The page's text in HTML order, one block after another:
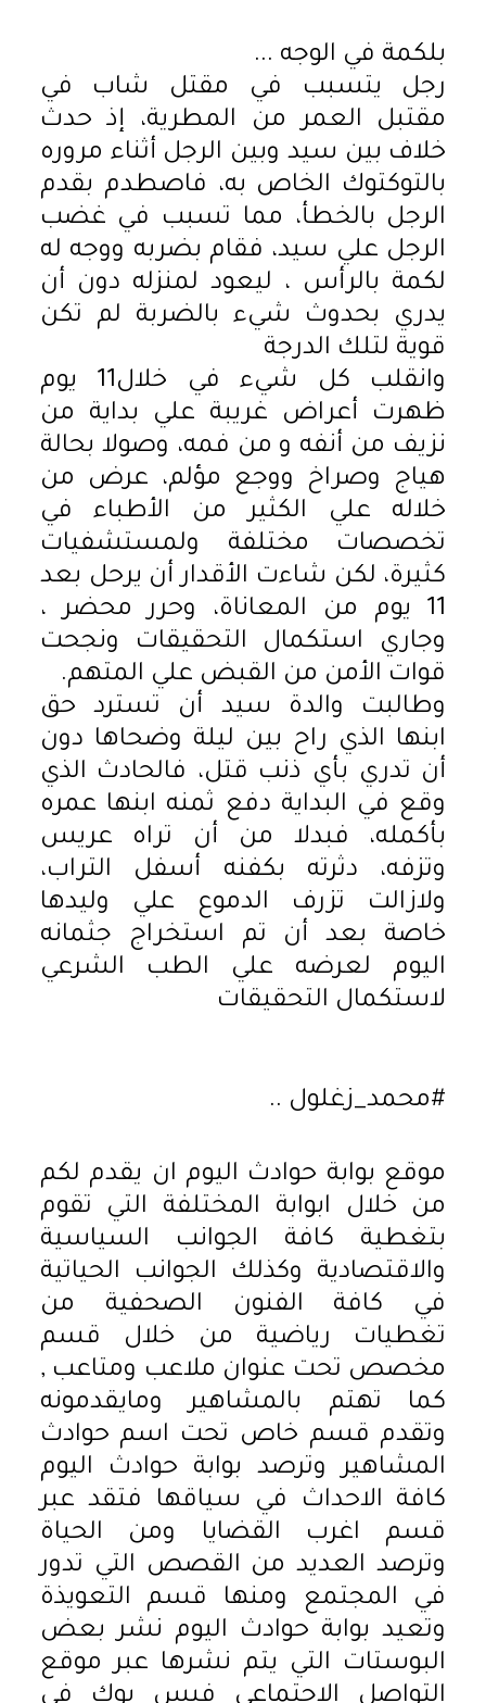
بلكمة في الوجه ...
رجل يتسبب في مقتل شاب في
مقتبل العمر من المطرية، إذ حدث
خلاف بين سيد وبين الرجل أثناء مروره
بالتوكتوك الخاص به، فاصطدم بقدم
الرجل بالخطأ، مما تسبب في غضب
الرجل علي سيد، فقام بضربه ووجه له
لكمة بالرأس ، ليعود لمنزله دون أن
يدري بحدوث شيء بالضربة لم تكن
قوية لتلك الدرجة
وانقلب كل شيء في خلال11 يوم
ظهرت أعراض غريبة علي بداية من
نزيف من أنفه و من فمه، وصولا بحالة
هياج وصراخ ووجع مؤلم، عرض من
خلاله علي الكثير من الأطباء في
تخصصات مختلفة ولمستشفيات
كثيرة، لكن شاءت الأقدار أن يرحل بعد
11 يوم من المعاناة، وحرر محضر ،
وجاري استكمال التحقيقات ونجحت
قوات الأمن من القبض علي المتهم.
وطالبت والدة سيد أن تسترد حق
ابنها الذي راح بين ليلة وضحاها دون
أن تدري بأي ذنب قتل، فالحادث الذي
وقع في البداية دفع ثمنه ابنها عمره
بأكمله، فبدلا من أن تراه عريس
وتزفه، دثرته بكفنه أسفل التراب،
ولازالت تزرف الدموع علي وليدها
خاصة بعد أن تم استخراج جثمانه
اليوم لعرضه علي الطب الشرعي
لاستكمال التحقيقات
#محمد_زغلول ..
موقع بوابة حوادث اليوم ان يقدم لكم
من خلال ابوابة المختلفة التي تقوم
بتغطية كافة الجوانب السياسية
والاقتصادية وكذلك الجوانب الحياتية
في كافة الفنون الصحفية من
تغطيات رياضية من خلال قسم
مخصص تحت عنوان ملاعب ومتاعب ,
كما تهتم بالمشاهير ومايقدمونه
وتقدم قسم خاص تحت اسم حوادث
المشاهير وترصد بوابة حوادث اليوم
كافة الاحداث في سياقها فتقد عبر
قسم اغرب القضايا ومن الحياة
وترصد العديد من القصص التي تدور
في المجتمع ومنها قسم التعويذة
وتعيد بوابة حوادث اليوم نشر بعض
البوستات التي يتم نشرها عبر موقع
التواصل الاجتماعي فيس بوك في